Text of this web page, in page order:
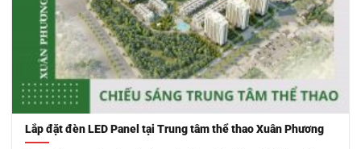
Lắp đặt đèn LED Panel tại Trung tâm thể thao Xuân Phương